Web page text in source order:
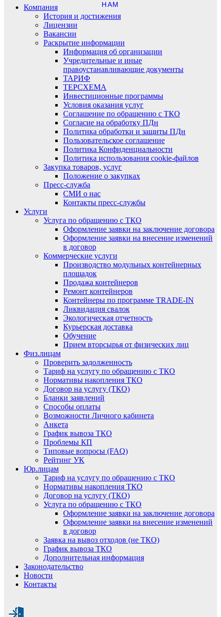
НАМ
Компания
История и достижения
Лицензии
Вакансии
Раскрытие информации
Информация об организации
Учредительные и иные
правоустанавливающие документы
ТАРИФ
ТЕРСХЕМА
Инвестиционные программы
Условия оказания услуг
Соглашение по обращению с ТКО
Согласие на обработку ПДн
Политика обработки и защиты ПДн
Пользовательское соглашение
Политика Конфиденциальности
Политика использования cookie-файлов
Закупка товаров, услуг
Положение о закупках
Пресс-служба
СМИ о нас
Контакты пресс-службы
Услуги
Услуга по обращению с ТКО
Оформление заявки на заключение договора
Оформление заявки на внесение изменений
в договор
Коммерческие услуги
Производство модульных контейнерных
площадок
Продажа контейнеров
Ремонт контейнеров
Контейнеры по программе TRADE-IN
Ликвидация свалок
Экологическая отчетность
Курьерская доставка
Обучение
Прием вторсырья от физических лиц
Физ.лицам
Проверить задолженность
Тариф на услугу по обращению с ТКО
Нормативы накопления ТКО
Договор на услугу (ТКО)
Бланки заявлений
Способы оплаты
Возможности Личного кабинета
Анкета
График вывоза ТКО
Проблемы КП
Типовые вопросы (FAQ)
Рейтинг УК
Юр.лицам
Тариф на услугу по обращению с ТКО
Нормативы накопления ТКО
Договор на услугу (ТКО)
Услуга по обращению с ТКО
Оформление заявки на заключение договора
Оформление заявки на внесение изменений
в договор
Заявка на вывоз отходов (не ТКО)
График вывоза ТКО
Дополнительная информация
Законодательство
Новости
Контакты